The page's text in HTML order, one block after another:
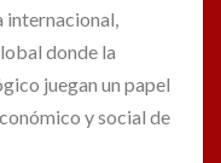
internacional,
donde la
juegan un papel
y social de